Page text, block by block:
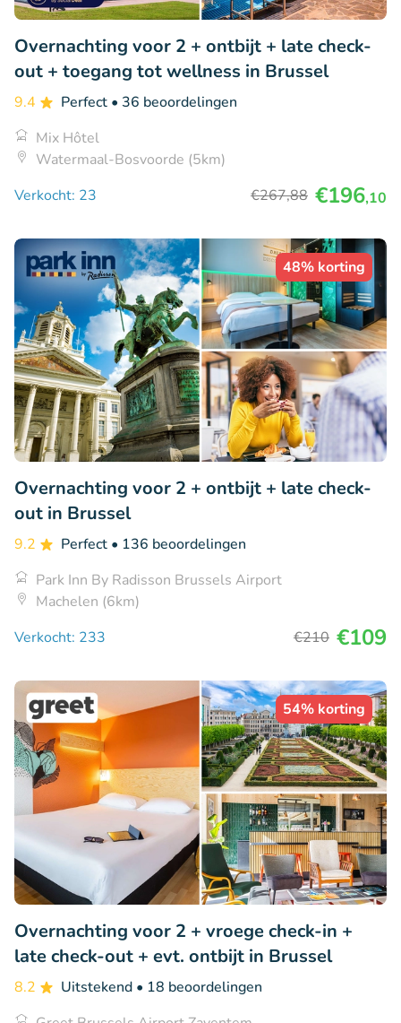
Overnachting voor 2 + ontbijt + late check-
out + toegang tot wellness in Brussel
9.4 Perfect • 36 beoordelingen
Mix Hôtel
Watermaal-Bosvoorde (5km)
Verkocht: 23
€267,88 €196,10
48% korting
Overnachting voor 2 + ontbijt + late check-
out in Brussel
9.2 Perfect • 136 beoordelingen
Park Inn By Radisson Brussels Airport
Machelen (6km)
Verkocht: 233
€210 €109
54% korting
Overnachting voor 2 + vroege check-in +
late check-out + evt. ontbijt in Brussel
8.2 Uitstekend • 18 beoordelingen